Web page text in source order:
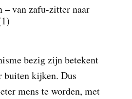
– van zafu-zitter naar
bezig zijn betekent
buiten kijken. Dus
mens te worden, met